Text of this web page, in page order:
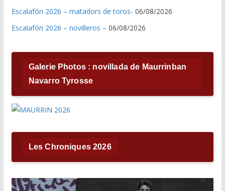
Escalafón 2026 – matadors de toros- 06/08/2026
Escalafón 2026 – novilleros – 06/08/2026
Galerie Photos : novillada de Maurrinban
Navarro Tyrosse
Les Chroniques 2026